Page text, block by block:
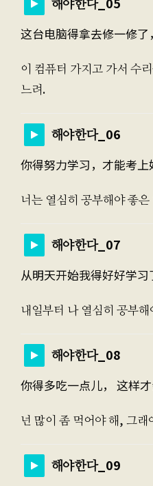
这台电脑得拿去修一修了
이 컴퓨터 가지고 가서 수
느려.
해야한다_06
你得努力学习，才能考上
너는 열심히 공부해야 좋
해야한다_07
从明天开始我得好好学习
내일부터 나 열심히 공부해
해야한다_08
你得多吃一点儿， 这样才
넌 많이 좀 먹어야 해, 그
해야한다_09